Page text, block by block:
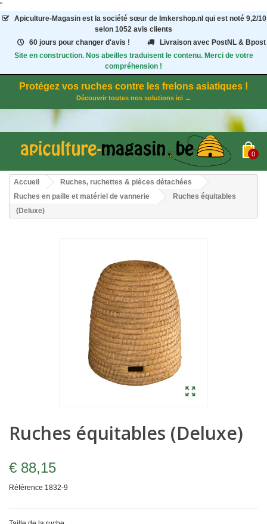
"
Apiculture-Magasinest la société sœur de Imkershop.nl qui est noté 9,2/10
selon 1052 avis clients
60 jours pour changer d'avis !
Livraison avec PostNL & Bpost
Site en construction. Nos abeilles traduisent le contenu. Merci de votre
compréhension !
Protégez vos ruches contre les frelons asiatiques !
Découvrir toutes nos solutions ici →
0
Accueil
Ruches, ruchettes & pièces détachées
Ruches en paille et matériel de vannerie
Ruches équitables
(Deluxe)
Ruches équitables (Deluxe)
€ 88,15
Référence 1832-9